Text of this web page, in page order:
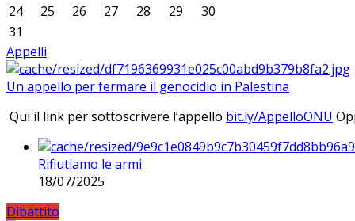
24
25 26 27 28 29
30
31
Appelli
Un appello per fermare il genocidio in Palestina
Qui il link per sottoscrivere l’appello bit.ly/AppelloONU
Rifiutiamo le armi
18/07/2025
Dibattito